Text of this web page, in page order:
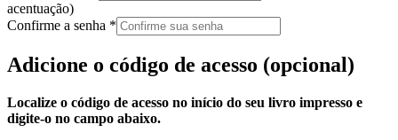
acentuação)
Confirme a senha *
Adicione o código de acesso (opcional)
Localize o código de acesso no início do seu livro impresso e
digite-o no campo abaixo.